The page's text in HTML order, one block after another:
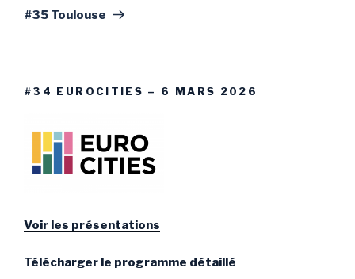
suivant
#35 Toulouse
#34 EUROCITIES – 6 MARS 2026
Voir les présentations
Télécharger le programme détaillé